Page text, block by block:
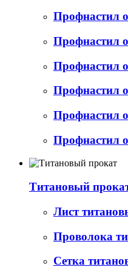
Профнастил
Профнастил
Профнастил
Профнастил
Профнастил
Профнастил
Титановый
Лист
Проволока
Сетка